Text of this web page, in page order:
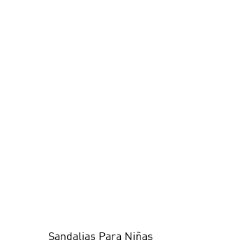
Sandalias Para Niñas